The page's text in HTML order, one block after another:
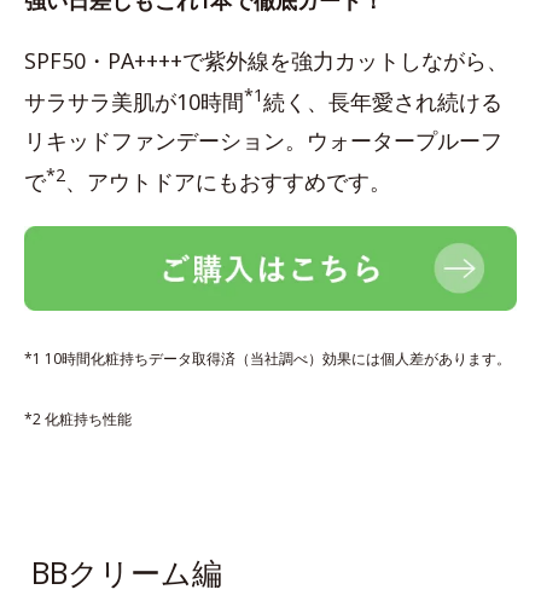
SPF50・PA++++で紫外線を強力カットしながら、
サラサラ美肌が10時間*1続く、長年愛され続ける
リキッドファンデーション。ウォータープルーフ
で*2、アウトドアにもおすすめです。
*1 10時間化粧持ちデータ取得済（当社調べ）効果には個人差があります。
*2 化粧持ち性能
BBクリーム編